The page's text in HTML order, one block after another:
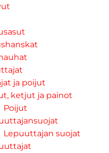
ja poijut
ketjut ja painot
Poijut
Lepuuttajan suojat